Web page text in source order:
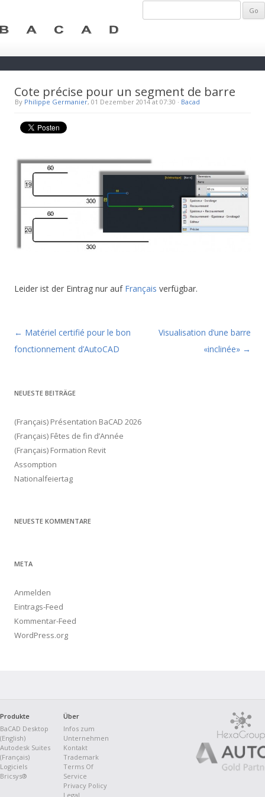
Cote précise pour un segment de barre
By Philippe Germanier, 01 Dezember 2014 at 07:30 · Bacad
Leider ist der Eintrag nur auf Français verfügbar.
Beitragsnavigation
← Matériel certifié pour le bon
fonctionnement d’AutoCAD
Visualisation d’une barre
«inclinée» →
NEUESTE BEITRÄGE
(Français) Présentation BaCAD 2026
(Français) Fêtes de fin d’Année
(Français) Formation Revit
Assomption
Nationalfeiertag
NEUESTE KOMMENTARE
META
Anmelden
Eintrags-Feed
Kommentar-Feed
WordPress.org
Produkte
BaCAD Desktop
(English)
Autodesk Suites
(Français)
Logiciels
Bricsys®
Über
Infos zum
Unternehmen
Kontakt
Trademark
Terms Of
Service
Privacy Policy
Legal